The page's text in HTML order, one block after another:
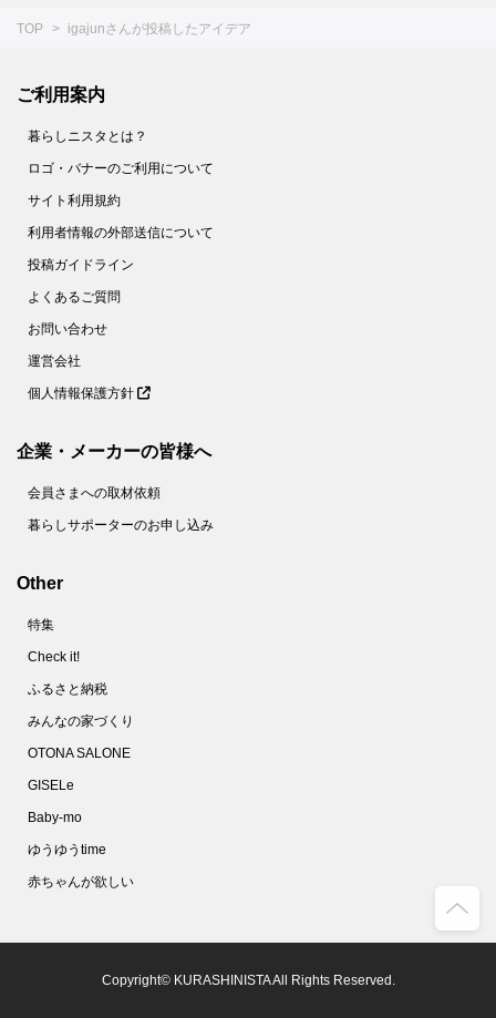
TOP igajunさんが投稿したアイデア
ご利用案内
暮らしニスタとは？
ロゴ・バナーのご利用について
サイト利用規約
利用者情報の外部送信について
投稿ガイドライン
よくあるご質問
お問い合わせ
運営会社
個人情報保護方針
企業・メーカーの皆様へ
会員さまへの取材依頼
暮らしサポーターのお申し込み
Other
特集
Check it!
ふるさと納税
みんなの家づくり
OTONA SALONE
GISELe
Baby-mo
ゆうゆうtime
赤ちゃんが欲しい
Copyright© KURASHINISTA All Rights Reserved.